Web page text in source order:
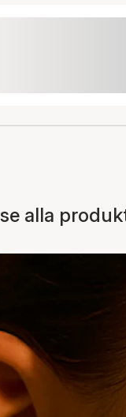
alla